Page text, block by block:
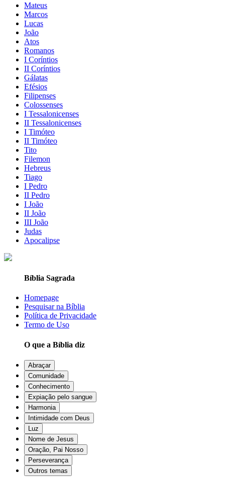
Mateus
Marcos
Lucas
João
Atos
Romanos
I Coríntios
II Coríntios
Gálatas
Efésios
Filipenses
Colossenses
I Tessalonicenses
II Tessalonicenses
I Timóteo
II Timóteo
Tito
Filemon
Hebreus
Tiago
I Pedro
II Pedro
I João
II João
III João
Judas
Apocalipse
Bíblia Sagrada
Homepage
Pesquisar na Bíblia
Política de Privacidade
Termo de Uso
O que a Bíblia diz
Abraçar
Comunidade
Conhecimento
Expiação pelo sangue
Harmonia
Intimidade com Deus
Luz
Nome de Jesus
Oração, Pai Nosso
Perseverança
Outros temas